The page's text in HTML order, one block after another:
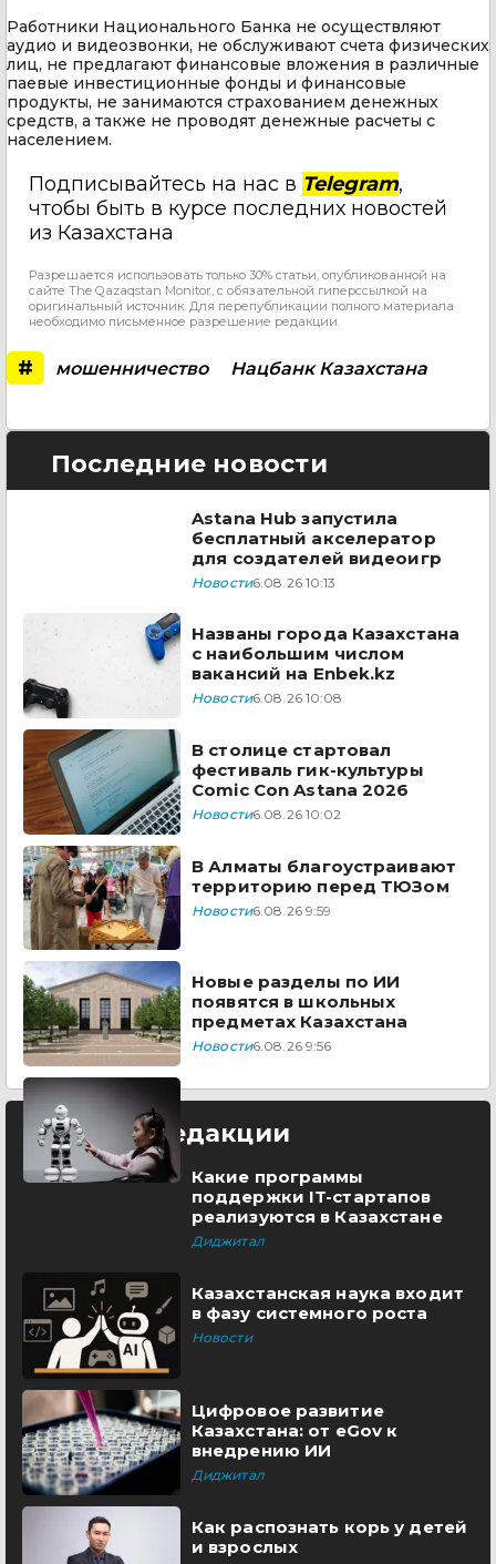
Работники Национального Банка не осуществляют
аудио и видеозвонки, не обслуживают счета физических
лиц, не предлагают финансовые вложения в различные
паевые инвестиционные фонды и финансовые
продукты, не занимаются страхованием денежных
средств, а также не проводят денежные расчеты с
населением.
Подписывайтесь на нас в Telegram,
чтобы быть в курсе последних новостей
из Казахстана
Разрешается использовать только 30% статьи, опубликованной на
сайте The Qazaqstan Monitor, с обязательной гиперссылкой на
оригинальный источник. Для перепубликации полного материала
необходимо письменное разрешение редакции.
# мошенничество Нацбанк Казахстана
Последние новости
Astana Hub запустила
бесплатный акселератор
для создателей видеоигр
Новости6.08.26 10:13
Названы города Казахстана
с наибольшим числом
вакансий на Enbek.kz
Новости6.08.26 10:08
В столице стартовал
фестиваль гик-культуры
Comic Con Astana 2026
Новости6.08.26 10:02
В Алматы благоустраивают
территорию перед ТЮЗом
Новости6.08.26 9:59
Новые разделы по ИИ
появятся в школьных
предметах Казахстана
Новости6.08.26 9:56
Выбор редакции
Какие программы
поддержки IT-стартапов
реализуются в Казахстане
Диджитал
Казахстанская наука входит
в фазу системного роста
Новости
Цифровое развитие
Казахстана: от eGov к
внедрению ИИ
Диджитал
Как распознать корь у детей
и взрослых